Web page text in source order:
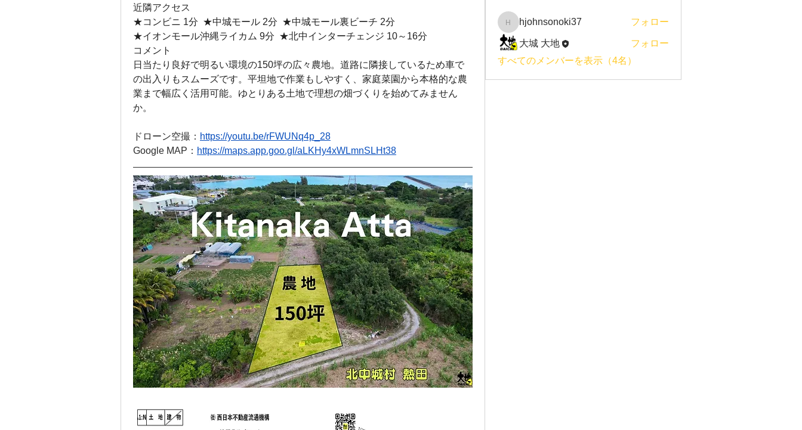
近隣アクセス
★コンビニ 1分  ★中城モール 2分  ★中城モール裏ビーチ 2分
★イオンモール沖縄ライカム 9分  ★北中インターチェンジ 10～16分
コメント
日当たり良好で明るい環境の150坪の広々農地。道路に隣接しているため車で
の出入りもスムーズです。平坦地で作業もしやすく、家庭菜園から本格的な農
業まで幅広く活用可能。ゆとりある土地で理想の畑づくりを始めてみません
か。
ドローン空撮： https://youtu.be/rFWUNq4p_28
Google MAP： https://maps.app.goo.gl/aLKHy4xWLmnSLHt38
hjohnsonoki37
hjohnsonoki37 フォロー
大城 大地
フォロー
すべてのメンバーを表示（4名）